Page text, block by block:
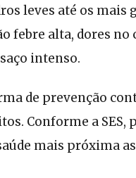
leves até os mais
febre alta, dores no
intenso.
de prevenção
Conforme a SES,
mais próxima